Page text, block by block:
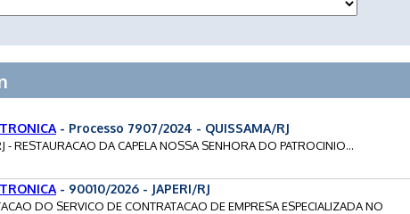
- Processo 7907/2024 - QUISSAMA/RJ
RESTAURACAO DA CAPELA NOSSA SENHORA DO PATROCINIO...
- 90010/2026 - JAPERI/RJ
DO SERVICO DE CONTRATACAO DE EMPRESA ESPECIALIZADA NO